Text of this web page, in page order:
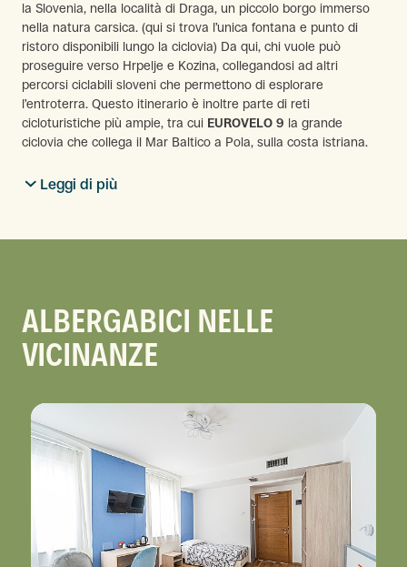
la Slovenia, nella località di Draga, un piccolo borgo immerso
nella natura carsica. (qui si trova l’unica fontana e punto di
ristoro disponibili lungo la ciclovia) Da qui, chi vuole può
proseguire verso Hrpelje e Kozina, collegandosi ad altri
percorsi ciclabili sloveni che permettono di esplorare
l’entroterra. Questo itinerario è inoltre parte di reti
cicloturistiche più ampie, tra cui EUROVELO 9 la grande
ciclovia che collega il Mar Baltico a Pola, sulla costa istriana.
Leggi di più
ALBERGABICI NELLE
VICINANZE